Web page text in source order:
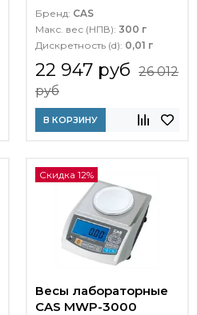
Бренд: CAS
Макс. вес (НПВ): 300 г
Дискретность (d): 0,01 г
22 947 руб 26 012
руб
В КОРЗИНУ
Скидка 12%
Весы лабораторные
CAS MWP-3000